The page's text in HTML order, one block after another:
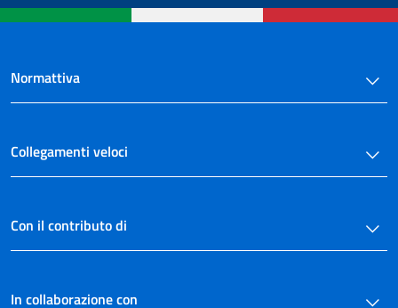
Normattiva
Collegamenti veloci
Con il contributo di
In collaborazione con